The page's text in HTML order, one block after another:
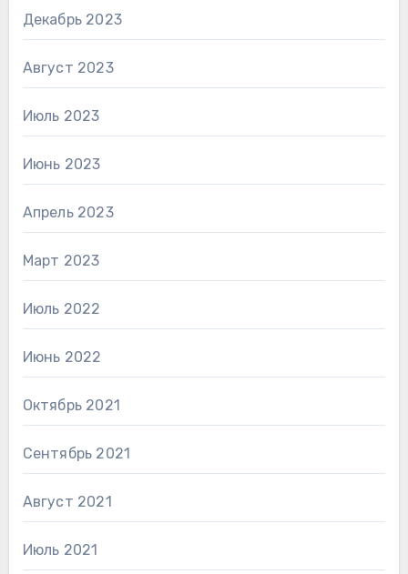
Декабрь 2023
Август 2023
Июль 2023
Июнь 2023
Апрель 2023
Март 2023
Июль 2022
Июнь 2022
Октябрь 2021
Сентябрь 2021
Август 2021
Июль 2021